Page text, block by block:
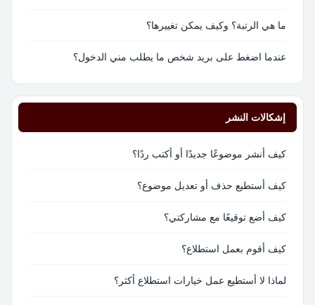
ما هي الرتبة؟ وكيف يمكن تغييرها؟
عندما اضغط على بريد شخص ما يطلب مني الدخول؟
إشكالات النشر
كيف أنشر موضوعًا جديدًا أو أكتب ردًا؟
كيف أستطيع حذف أو تعديل موضوع؟
كيف أضع توقيعًا مع مشاركتي؟
كيف أقوم بعمل استطلاع؟
لماذا لا أستطيع عمل خيارات استطلاع أكثر؟